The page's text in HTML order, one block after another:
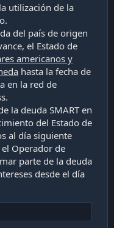
utilización de la
del país de origen
el Estado de
americanos y
hasta la fecha de
en la red de
la deuda SMART en
del Estado de
al día siguiente
Operador de
parte de la deuda
desde el día